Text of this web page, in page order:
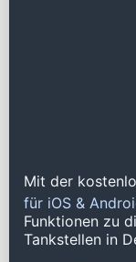
Mit der
für iOS &
Funktionen zu
Tankstellen in